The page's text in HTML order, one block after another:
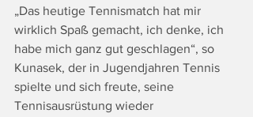
„Das heutige Tennismatch hat mir
wirklich Spaß gemacht, ich denke, ich
habe mich ganz gut geschlagen“, so
Kunasek, der in Jugendjahren Tennis
spielte und sich freute, seine
Tennisausrüstung wieder